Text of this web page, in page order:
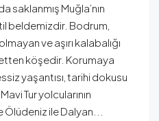
saklanmış Muğla’nın
beldemizdir. Bodrum,
ve aşırı kalabalığı
köşedir. Korumaya
yaşantısı, tarihi dokusu
Tur yolcularının
ile Dalyan...